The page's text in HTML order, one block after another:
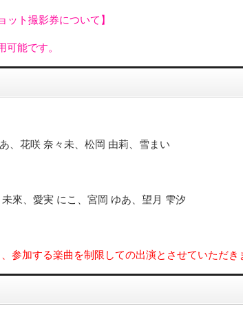
ット撮影券について】
能です。
、花咲 奈々未、松岡 由莉、雪まい
來、愛実 にこ、宮岡 ゆあ、望月 雫汐
参加する楽曲を制限しての出演とさせていただき